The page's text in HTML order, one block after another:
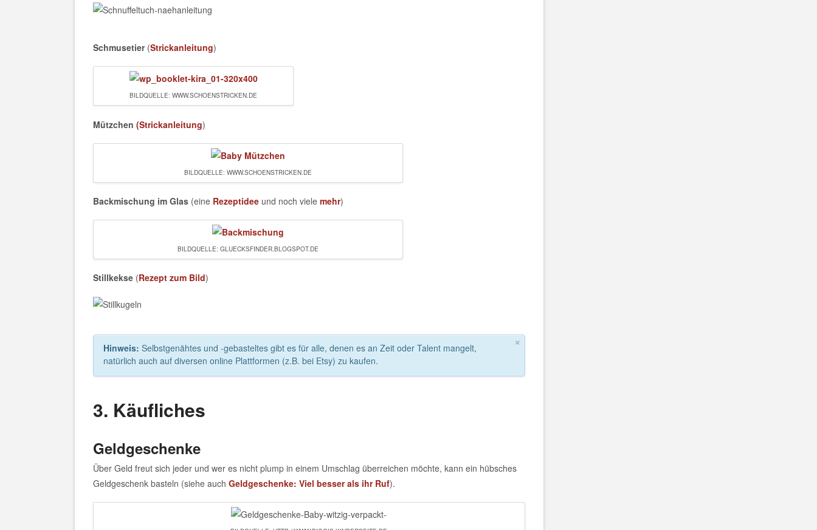
Schmusetier(Strickanleitung)
BILDQUELLE: WWW.SCHOENSTRICKEN.DE
Mützchen (Strickanleitung)
BILDQUELLE: WWW.SCHOENSTRICKEN.DE
Backmischung im Glas (eine Rezeptidee und noch viele mehr)
BILDQUELLE: GLUECKSFINDER.BLOGSPOT.DE
Stillkekse (Rezept zum Bild)
×
Hinweis: Selbstgenähtes und -gebasteltes gibt es für alle, denen es an Zeit oder Talent mangelt,
natürlich auch auf diversen online Plattformen (z.B. bei Etsy) zu kaufen.
3. Käufliches
Geldgeschenke
Über Geld freut sich jeder und wer es nicht plump in einem Umschlag überreichen möchte, kann ein hübsches
Geldgeschenk basteln (siehe auch Geldgeschenke: Viel besser als ihr Ruf).